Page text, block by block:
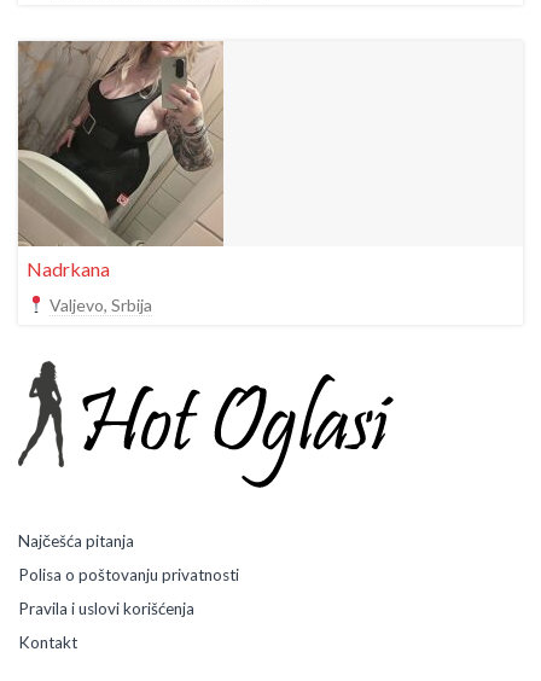
Nadrkana
Valjevo, Srbija
Najčešća pitanja
Polisa o poštovanju privatnosti
Pravila i uslovi korišćenja
Kontakt